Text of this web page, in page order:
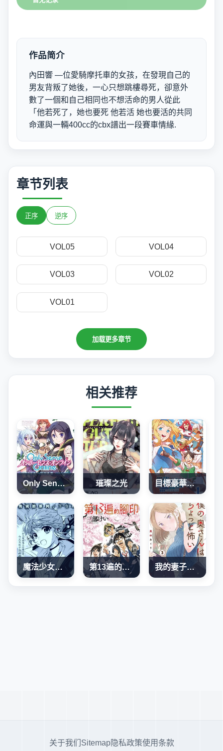
作品简介
內田響 —位愛騎摩托車的女孩，在發現自己的
男友背叛了她後，一心只想跳樓尋死，卻意外
數了一個和自己相同也不想活命的男人從此
「他若死了，她也要死 他若活 她也要活的共同
命運與一輛400cc的cbx譜出一段賽車情緣.
章节列表
正序 逆序
VOL05 VOL04
VOL03 VOL02
VOL01
加载更多章节
相关推荐
Only Sense Online 璀璨之光 目標豪華客船!! 運用船召喚技能，在異世界開啟奢華生活
魔法少女奈葉 EXCEEDS 第13遍的腳印 我的妻子有點可怕
关于我们 Sitemap隐私政策使用条款